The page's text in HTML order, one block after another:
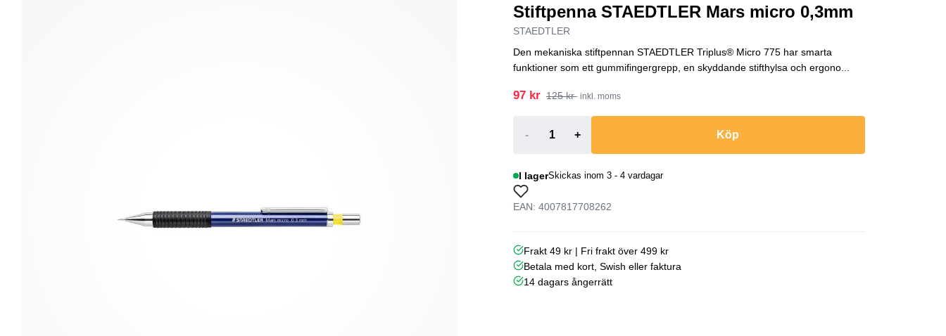
Stiftpenna STAEDTLER Mars micro 0,3mm
STAEDTLER
Den mekaniska stiftpennan STAEDTLER Triplus® Micro 775 har smarta
funktioner som ett gummifingergrepp, en skyddande stifthylsa och ergono...
97 kr 125 kr inkl. moms
- + Köp
I lagerSkickas inom 3 - 4 vardagar
EAN: 4007817708262
Frakt 49 kr | Fri frakt över 499 kr
Betala med kort, Swish eller faktura
14 dagars ångerrätt